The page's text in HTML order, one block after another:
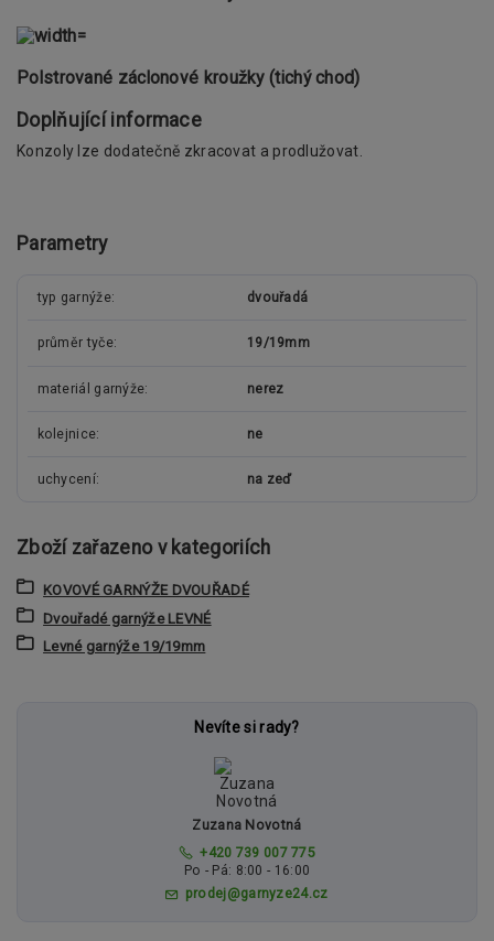
Polstrované záclonové kroužky (tichý chod)
Doplňující informace
Konzoly lze dodatečně zkracovat a prodlužovat.
Parametry
typ garnýže dvouřadá
průměr tyče 19/19mm
materiál garnýže nerez
kolejnice ne
uchycení na zeď
Zboží zařazeno v kategoriích
KOVOVÉ GARNÝŽE DVOUŘADÉ
Dvouřadé garnýže LEVNÉ
Levné garnýže 19/19mm
Nevíte si rady?
Zuzana Novotná
+420 739 007 775
Po - Pá: 8:00 - 16:00
prodej@garnyze24.cz